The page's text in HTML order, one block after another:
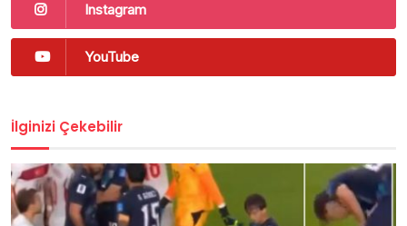
Instagram
YouTube
İlginizi Çekebilir